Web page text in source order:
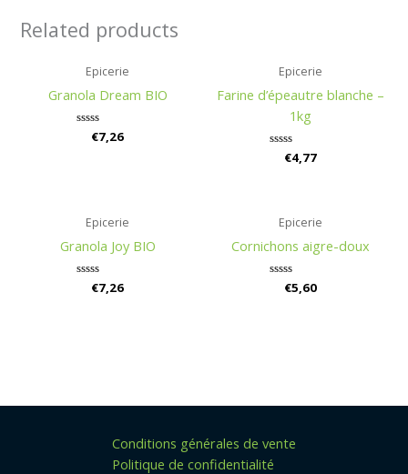
Related products
Epicerie
Granola Dream BIO
Rated
€7,26
Epicerie
Farine d’épeautre blanche –
1kg
Rated
€4,77
Epicerie
Granola Joy BIO
Rated
€7,26
Epicerie
Cornichons aigre-doux
Rated
€5,60
Conditions générales de vente
Politique de confidentialité